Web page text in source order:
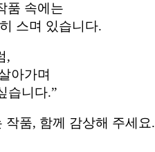
품 속에는
스며 있습니다.
,
아가며
습니다.”
품, 함께 감상해 주세요.